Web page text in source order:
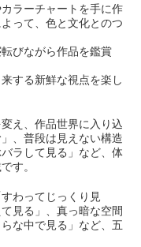
ラーチャートを手に作
って、色と文化とのつ
びながら作品を鑑賞
する新鮮な視点を楽し
え、作品世界に入り込
、普段は見えない構造
ラして見る」など、体
す。
わってじっくり見
見る」、真っ暗な空間
な中で見る」など、五